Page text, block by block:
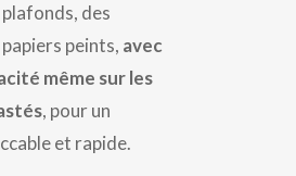
des
peints, avec
même sur les
, pour un
et rapide.